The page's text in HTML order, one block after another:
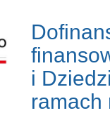
i
ramach